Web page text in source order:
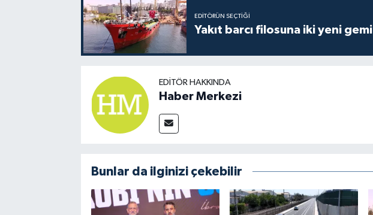
EDITÖRÜN SEÇTIĞI
Yakıt barcı filosuna iki yeni gemi
EDITÖR HAKKINDA
Haber Merkezi
Bunlar da ilginizi çekebilir